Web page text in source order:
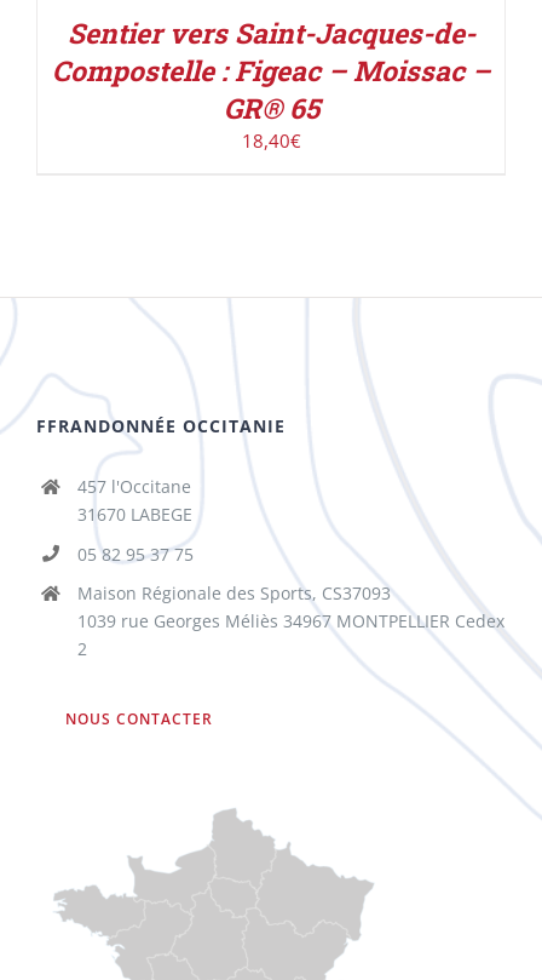
Sentier vers Saint-Jacques-de-
Compostelle : Figeac – Moissac –
GR® 65
18,40€
FFRANDONNÉE OCCITANIE
457 l'Occitane
31670 LABEGE
05 82 95 37 75
Maison Régionale des Sports, CS37093
1039 rue Georges Méliès 34967 MONTPELLIER Cedex
2
NOUS CONTACTER